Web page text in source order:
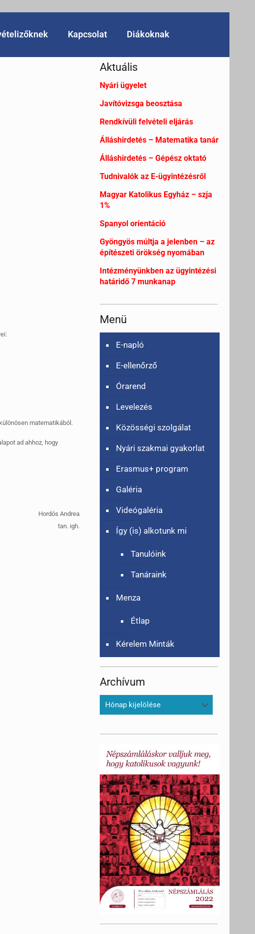
Kapcsolat Diákoknak
matematikából.
ad ahhoz, hogy
Hordós Andrea
tan. igh.
Aktuális
Nyári ügyelet
Javítóvizsga beosztása
Rendkívüli felvételi eljárás
Álláshirdetés – Matematika tanár
Álláshirdetés – Gépész oktató
Tudnivalók az E-ügyintézésről
Magyar Katolikus Egyház – szja
1%
Spanyol orientáció
Gyöngyös múltja a jelenben – az
építészeti örökség nyomában
Intézményünkben az ügyintézési
határidő 7 munkanap
Menü
E-napló
E-ellenőrző
Órarend
Levelezés
Közösségi szolgálat
Nyári szakmai gyakorlat
Erasmus+ program
Galéria
Videógaléria
Így (is) alkotunk mi
Tanulóink
Tanáraink
Menza
Étlap
Kérelem Minták
Archívum
Archívum